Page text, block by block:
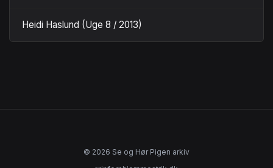
Heidi Haslund (Uge 8 / 2013)
© 2026 Se og Hør Pigen arkiv